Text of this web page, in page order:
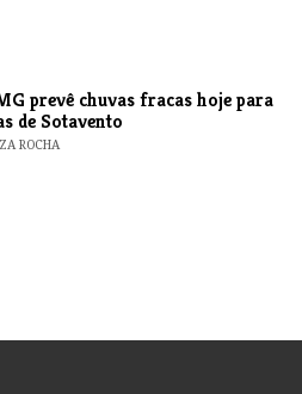
prevê chuvas fracas hoje para
de Sotavento
ROCHA